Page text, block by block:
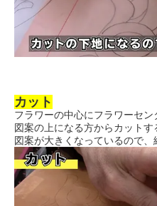
カット
フラワーの中心にフラワーセン
図案の上になる方からカットす
図案が大きくなっているので